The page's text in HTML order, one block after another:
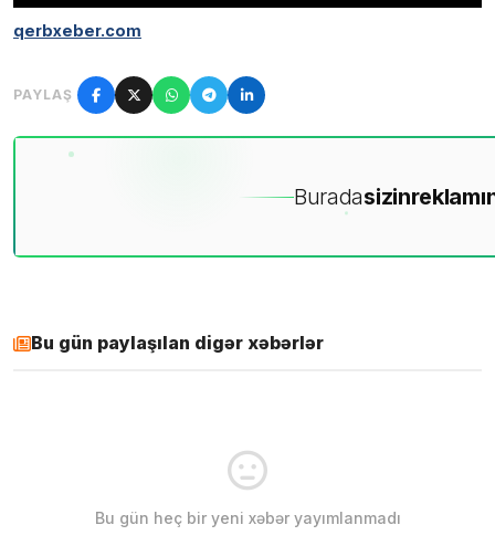
qerbxeber.com
PAYLAŞ
Buradasizin
Bu gün paylaşılan digər xəbərlər
Bu gün heç bir yeni xəbər yayımlanmadı